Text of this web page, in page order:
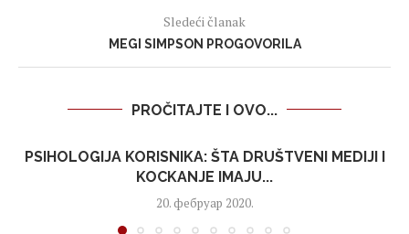
Sledeći članak
MEGI SIMPSON PROGOVORILA
PROČITAJTE I OVO...
PSIHOLOGIJA KORISNIKA: ŠTA DRUŠTVENI MEDIJI I
KOCKANJE IMAJU...
20. фебруар 2020.